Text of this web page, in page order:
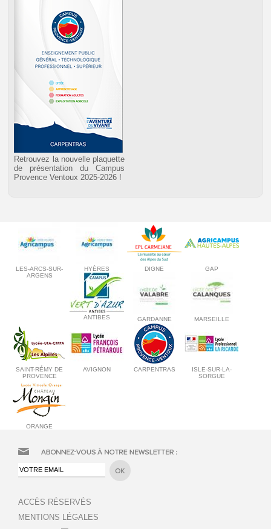
Retrouvez la nouvelle plaquette
de présentation du Campus
Provence Ventoux 2025-2026 !
LES-ARCS-SUR-
ARGENS
HYÈRES DIGNE GAP
ANTIBES GARDANNE MARSEILLE
SAINT-RÉMY DE
PROVENCE
AVIGNON CARPENTRAS
ISLE-SUR-LA-
SORGUE
ORANGE
ACCÈS RÉSERVÉS
MENTIONS LÉGALES